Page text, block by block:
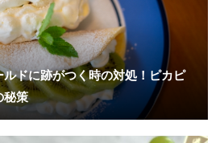
ドに跡がつく時の対処！ピカピ
秘策